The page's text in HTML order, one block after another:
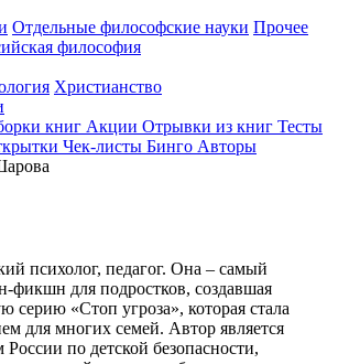
Отдельные философские науки Прочее
философия
Христианство
книг Акции Отрывки из книг Тесты
Чек-листы Бинго Авторы
психолог, педагог. Она – самый
фикшн для подростков, создавшая
серию «Стоп угроза», которая стала
для многих семей. Автор является
по детской безопасности,